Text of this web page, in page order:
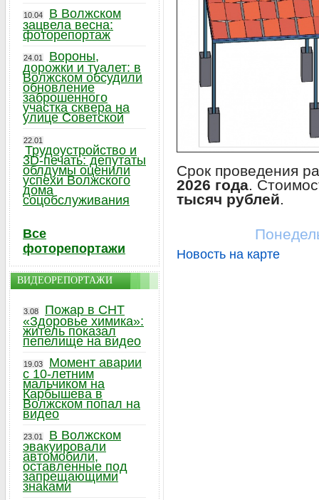
Срок проведения
2026 года.
тысяч рублей.
Новость на карте
10.04
В Волжском
зацвела весна:
фоторепортаж
24.01
Вороны,
дорожки и туалет: в
Волжском обсудили
обновление
заброшенного
участка сквера на
улице Советской
22.01
Трудоустройство и
3D-печать: депутаты
облдумы оценили
успехи Волжского
дома
соцобслуживания
Все
фоторепортажи
ВИДЕОРЕПОРТАЖИ
3.08
Пожар в СНТ
«Здоровье химика»:
житель показал
пепелище на видео
19.03
Момент аварии
с 10-летним
мальчиком на
Карбышева в
Волжском попал на
видео
23.01
В Волжском
эвакуировали
автомобили,
оставленные под
запрещающими
знаками